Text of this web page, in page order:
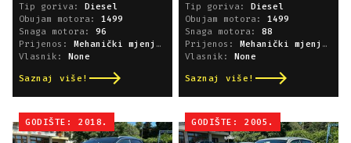
Tip goriva: Diesel
Obujam motora: 1499
Snaga motora: 96
Prijenos: Mehanički mjenjač
Vlasnik: None
Saznaj više!
Tip goriva: Diesel
Obujam motora: 1499
Snaga motora: 88
Prijenos: Mehanički mjenjač
Vlasnik: None
Saznaj više!
GODIŠTE: 2018. GODIŠTE: 2005.